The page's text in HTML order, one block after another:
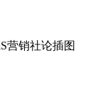
营销社论插图